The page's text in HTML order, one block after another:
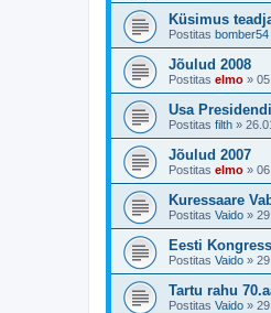
Küsimus
Postitas bomber54
Jõulud 2008
Postitas elmo »
Usa
Postitas filth »
Jõulud 2007
Postitas elmo »
Kuressaare
Postitas Vaido »
Eesti
Postitas Vaido »
Tartu rahu
Postitas Vaido »